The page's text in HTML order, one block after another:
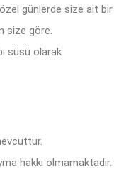
günlerde size ait bir
size göre.
süsü olarak
hakkı olmamaktadır.